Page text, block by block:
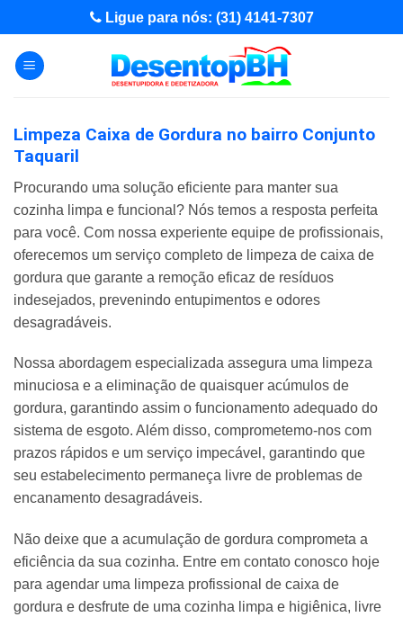
to
content
Ligue para nós: (31) 4141-7307
Limpeza Caixa de Gordura no bairro Conjunto
Taquaril
Procurando uma solução eficiente para manter sua
cozinha limpa e funcional? Nós temos a resposta perfeita
para você. Com nossa experiente equipe de profissionais,
oferecemos um serviço completo de limpeza de caixa de
gordura que garante a remoção eficaz de resíduos
indesejados, prevenindo entupimentos e odores
desagradáveis.
Nossa abordagem especializada assegura uma limpeza
minuciosa e a eliminação de quaisquer acúmulos de
gordura, garantindo assim o funcionamento adequado do
sistema de esgoto. Além disso, comprometemo-nos com
prazos rápidos e um serviço impecável, garantindo que
seu estabelecimento permaneça livre de problemas de
encanamento desagradáveis.
Não deixe que a acumulação de gordura comprometa a
eficiência da sua cozinha. Entre em contato conosco hoje
para agendar uma limpeza profissional de caixa de
gordura e desfrute de uma cozinha limpa e higiênica, livre